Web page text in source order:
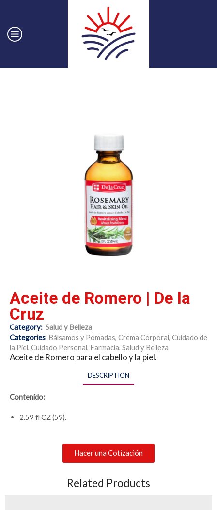
Aceite de Romero | De la
Cruz
Category: Salud y Belleza
Categories Bálsamos y Pomadas, Crema Corporal, Cuidado de
la Piel, Cuidado Personal, Farmacia, Salud y Belleza
Aceite de Romero para el cabello y la piel.
DESCRIPTION
Contenido:
2.59 fl OZ (59).
Hacer una Cotización
Related Products